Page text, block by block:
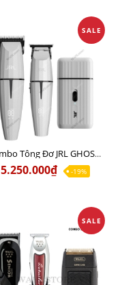
SALE
Combo Tông Đơ JRL GHOST 2 Limited Edition Chính Hãng USA
5.250.000₫ -19%
SALE